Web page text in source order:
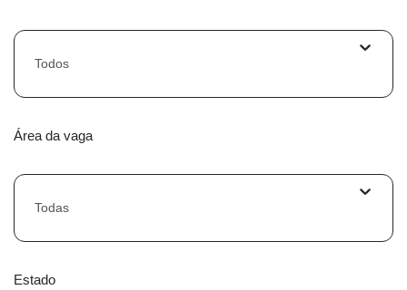
Todos
Área da vaga
Todas
Estado